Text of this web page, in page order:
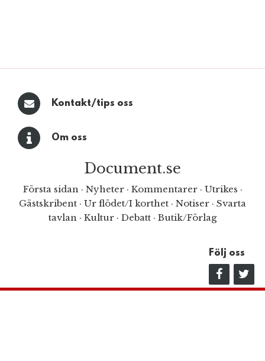
Kontakt/tips oss
Om oss
Document.se
Första sidan· Nyheter· Kommentarer· Utrikes ·
Gästskribent · Ur flödet/I korthet · Notiser · Svarta
tavlan · Kultur · Debatt · Butik/Förlag
Följ oss